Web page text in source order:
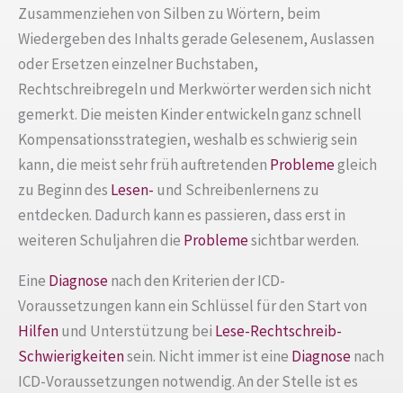
Zusammenziehen von Silben zu Wörtern, beim
Wiedergeben des Inhalts gerade Gelesenem, Auslassen
oder Ersetzen einzelner Buchstaben,
Rechtschreibregeln und Merkwörter werden sich nicht
gemerkt. Die meisten Kinder entwickeln ganz schnell
Kompensationsstrategien, weshalb es schwierig sein
kann, die meist sehr früh auftretenden Problemegleich
zu Beginn des Lesen- und Schreibenlernens zu
entdecken. Dadurch kann es passieren, dass erst in
weiteren Schuljahren die Problemesichtbar werden.
Eine Diagnosenach den Kriterien der ICD-
Voraussetzungen kann ein Schlüssel für den Start von
Hilfenund Unterstützung bei Lese-Rechtschreib-
Schwierigkeitensein. Nicht immer ist eine Diagnosenach
ICD-Voraussetzungen notwendig. An der Stelle ist es